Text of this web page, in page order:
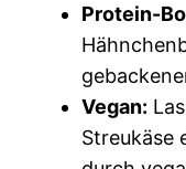
Protein-
Vegan:
Streukäse